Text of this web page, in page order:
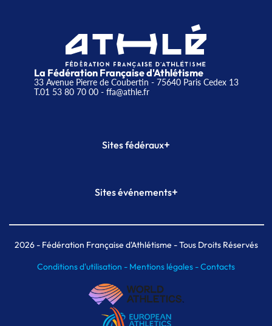
La Fédération Française d'Athlétisme
33 Avenue Pierre de Coubertin - 75640 Paris Cedex 13
T.01 53 80 70 00- ffa@athle.fr
Sites fédéraux+
Plateforme Formation
Sites événements+
Meeting de Paris indoor
MAIF Ekiden de Paris
2026- Fédération Française d'Athlétisme - Tous Droits Réservés
Conditions d'utilisation - Mentions légales -Contacts